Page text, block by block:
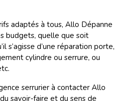
adaptés à tous, Allo Dépanne
budgets, quelle que soit
s’agisse d’une réparation porte,
cylindre ou serrure, ou
serrurier à contacter Allo
savoir-faire et du sens de